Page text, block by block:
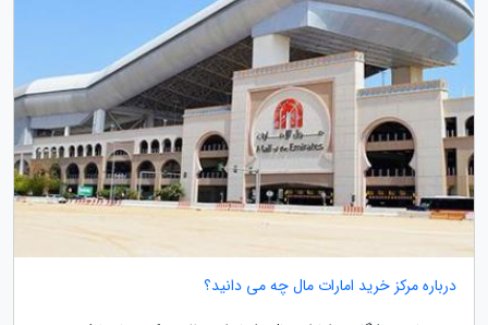
درباره مرکز خرید امارات مال چه می دانید؟